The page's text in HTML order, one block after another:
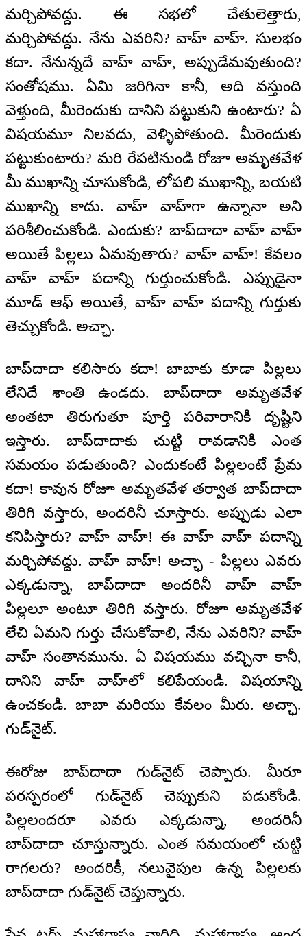
మర్చిపోవద్దు. ఈ సభలో చేతులెత్తారు,
మర్చిపోవద్దు. నేను ఎవరిని? వాహ్ వాహ్. సులభం
కదా. నేనున్నదే వాహ్ వాహ్, అప్పుడేమవుతుంది?
సంతోషము. ఏమి జరిగినా కానీ, అది వస్తుంది
వెళ్తుంది, మీరెందుకు దానిని పట్టుకుని ఉంటారు? ఏ
విషయమూ నిలవదు, వెళ్ళిపోతుంది. మీరెందుకు
పట్టుకుంటారు? మరి రేపటినుండి రోజూ అమృతవేళ
మీ ముఖాన్ని చూసుకోండి, లోపలి ముఖాన్ని, బయటి
ముఖాన్ని కాదు. వాహ్ వాహ్‌గా ఉన్నానా అని
పరిశీలించుకోండి. ఎందుకు? బాప్‌దాదా వాహ్ వాహ్
అయితే పిల్లలు ఏమవుతారు? వాహ్ వాహ్! కేవలం
వాహ్ వాహ్ పదాన్ని గుర్తుంచుకోండి. ఎప్పుడైనా
మూడ్ ఆఫ్ అయితే, వాహ్ వాహ్ పదాన్ని గుర్తుకు
తెచ్చుకోండి. అచ్ఛా.
బాప్‌దాదా కలిసారు కదా! బాబాకు కూడా పిల్లలు
లేనిదే శాంతి ఉండదు. బాప్‌దాదా అమృతవేళ
అంతటా తిరుగుతూ పూర్తి పరివారానికి దృష్టిని
ఇస్తారు. బాప్‌దాదాకు చుట్టి రావడానికి ఎంత
సమయం పడుతుంది? ఎందుకంటే పిల్లలంటే ప్రేమ
కదా! కావున రోజూ అమృతవేళ తర్వాత బాప్‌దాదా
తిరిగి వస్తారు, అందరినీ చూస్తారు. అప్పుడు ఎలా
కనిపిస్తారు? వాహ్ వాహ్! ఈ వాహ్ వాహ్ పదాన్ని
మర్చిపోవద్దు. వాహ్ వాహ్! అచ్ఛా - పిల్లలు ఎవరు
ఎక్కడున్నా, బాప్‌దాదా అందరినీ వాహ్ వాహ్
పిల్లలూ అంటూ తిరిగి వస్తారు. రోజూ అమృతవేళ
లేచి ఏమని గుర్తు చేసుకోవాలి, నేను ఎవరిని? వాహ్
వాహ్ సంతానమును. ఏ విషయము వచ్చినా కానీ,
దానిని వాహ్ వాహ్‌లో కలిపేయండి. విషయాన్ని
ఉంచకండి. బాబా మరియు కేవలం మీరు. అచ్ఛా.
గుడ్‌నైట్.
ఈరోజు బాప్‌దాదా గుడ్‌నైట్ చెప్పారు. మీరూ
పరస్పరంలో గుడ్‌నైట్ చెప్పుకుని పడుకోండి.
పిల్లలందరూ ఎవరు ఎక్కడున్నా, అందరినీ
బాప్‌దాదా చూస్తున్నారు. ఎంత సమయంలో చుట్టి
రాగలరు? అందరికీ, నలువైపుల ఉన్న పిల్లలకు
బాప్‌దాదా గుడ్‌నైట్ చెప్తున్నారు.